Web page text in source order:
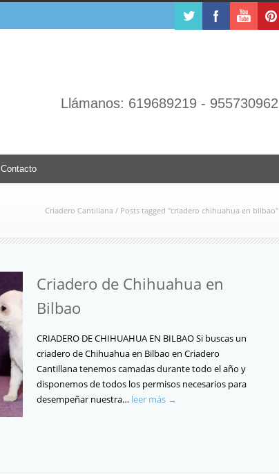
Llámanos: 619689219 - 955730962
Contacto
Criadero Cantillana / Posts tagged "criadero chihuahua en bilbao"
Criadero de Chihuahua en
Bilbao
CRIADERO DE CHIHUAHUA EN BILBAO Si buscas un
criadero de Chihuahua en Bilbao en Criadero
Cantillana tenemos camadas durante todo el año y
disponemos de todos los permisos necesarios para
desempeñar nuestra… leer más →